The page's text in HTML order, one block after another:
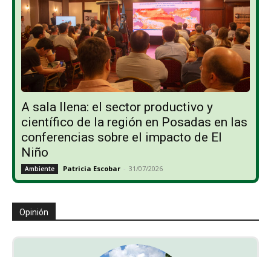
A sala llena: el sector productivo y
científico de la región en Posadas en las
conferencias sobre el impacto de El
Niño
Ambiente Patricia Escobar - 31/07/2026
Opinión